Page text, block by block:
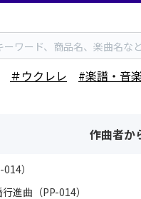
＃ウクレレ #楽譜・音
作曲者か
）
進曲（PP-014）